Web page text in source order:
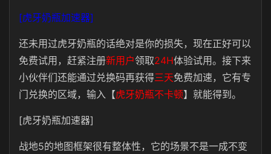
[虎牙奶瓶加速器]
还未用过虎牙奶瓶的话绝对是你的损失，现在正好可以
免费试用，赶紧注册新用户领取24H体验试用。接下来
小伙伴们还能通过兑换码再获得三天免费加速，它有专
门兑换的区域，输入 【虎牙奶瓶不卡顿】 就能得到。
[虎牙奶瓶加速器]
战地5的地图框架很有整体性，它的场景不是一成不变